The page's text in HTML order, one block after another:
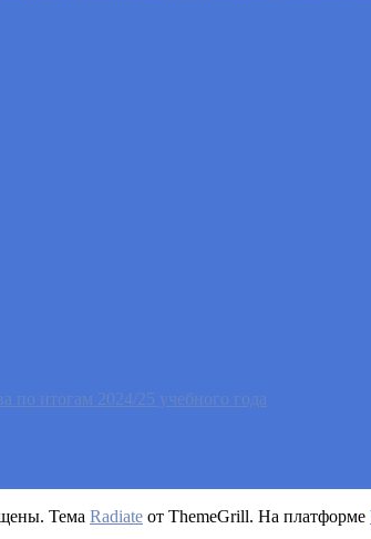
итогам 2024/25 учебного года
Тема Radiate от ThemeGrill. На платформе